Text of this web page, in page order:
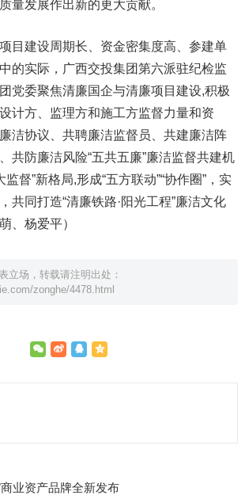
量发展作出新的更大贡献。
目建设周期长、资金密集度高、参建单
的实际，广西交投集团第六派驻纪检监
党委聚焦清廉国企与清廉项目建设,积极
计方、监理方和施工方监督力量和资
洁协议、共聘廉洁监督员、共建廉洁阵
共防廉洁风险“五共五廉”廉洁监督共建机
督”新格局,形成“五方联动”“协作圈”，实
共同打造“清廉铁路·阳光工程”廉洁文化
、杨爱平）
立场，转载请注明出处：
zonghe/4478.html
业资产品牌全新发布